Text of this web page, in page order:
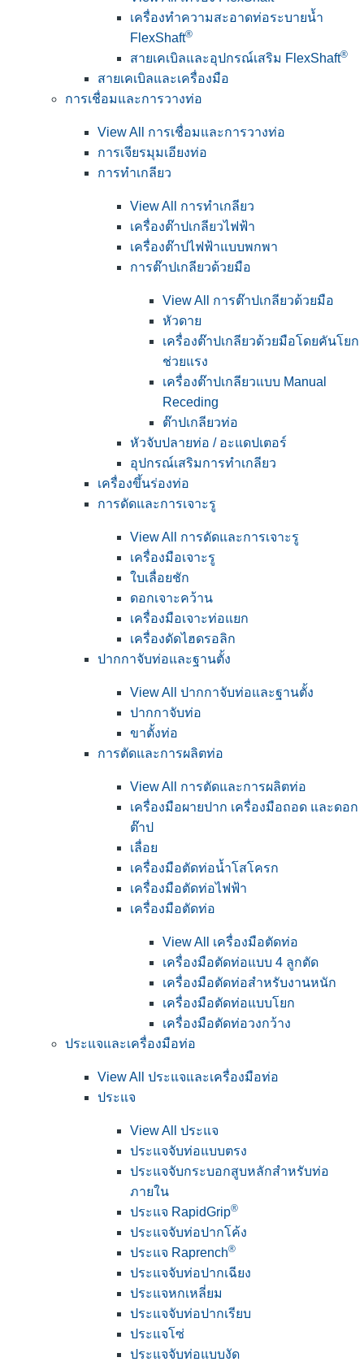
เครื่องทำความสะอาดท่อระบายน้ำ
FlexShaft®
สายเคเบิลและอุปกรณ์เสริม FlexShaft®
สายเคเบิลและเครื่องมือ
การเชื่อมและการวางท่อ
View All การเชื่อมและการวางท่อ
การเจียรมุมเอียงท่อ
การทำเกลียว
View All การทำเกลียว
เครื่องต๊าปเกลียวไฟฟ้า
เครื่องต๊าปไฟฟ้าแบบพกพา
การต๊าปเกลียวด้วยมือ
View All การต๊าปเกลียวด้วยมือ
หัวดาย
เครื่องต๊าปเกลียวด้วยมือโดยคันโยก
ช่วยแรง
เครื่องต๊าปเกลียวแบบ Manual
Receding
ต๊าปเกลียวท่อ
หัวจับปลายท่อ / อะแดปเตอร์
อุปกรณ์เสริมการทำเกลียว
เครื่องขึ้นร่องท่อ
การดัดและการเจาะรู
View All การดัดและการเจาะรู
เครื่องมือเจาะรู
ใบเลื่อยชัก
ดอกเจาะคว้าน
เครื่องมือเจาะท่อแยก
เครื่องดัดไฮดรอลิก
ปากกาจับท่อและฐานตั้ง
View All ปากกาจับท่อและฐานตั้ง
ปากกาจับท่อ
ขาตั้งท่อ
การตัดและการผลิตท่อ
View All การตัดและการผลิตท่อ
เครื่องมือผายปาก เครื่องมือถอด และดอก
ต๊าป
เลื่อย
เครื่องมือตัดท่อน้ำโสโครก
เครื่องมือตัดท่อไฟฟ้า
เครื่องมือตัดท่อ
View All เครื่องมือตัดท่อ
เครื่องมือตัดท่อแบบ 4 ลูกตัด
เครื่องมือตัดท่อสำหรับงานหนัก
เครื่องมือตัดท่อแบบโยก
เครื่องมือตัดท่อวงกว้าง
ประแจและเครื่องมือท่อ
View All ประแจและเครื่องมือท่อ
ประแจ
View All ประแจ
ประแจจับท่อแบบตรง
ประแจจับกระบอกสูบหลักสำหรับท่อ
ภายใน
ประแจ RapidGrip®
ประแจจับท่อปากโค้ง
ประแจ Raprench®
ประแจจับท่อปากเฉียง
ประแจหกเหลี่ยม
ประแจจับท่อปากเรียบ
ประแจโซ่
ประแจจับท่อแบบงัด